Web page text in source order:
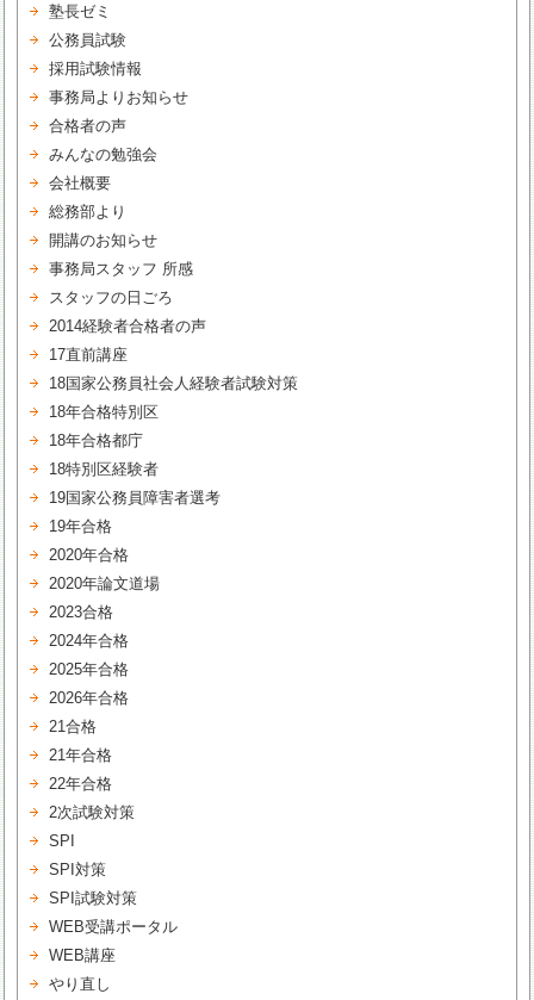
塾長ゼミ
公務員試験
採用試験情報
事務局よりお知らせ
合格者の声
みんなの勉強会
会社概要
総務部より
開講のお知らせ
事務局スタッフ 所感
スタッフの日ごろ
2014経験者合格者の声
17直前講座
18国家公務員社会人経験者試験対策
18年合格特別区
18年合格都庁
18特別区経験者
19国家公務員障害者選考
19年合格
2020年合格
2020年論文道場
2023合格
2024年合格
2025年合格
2026年合格
21合格
21年合格
22年合格
2次試験対策
SPI
SPI対策
SPI試験対策
WEB受講ポータル
WEB講座
やり直し